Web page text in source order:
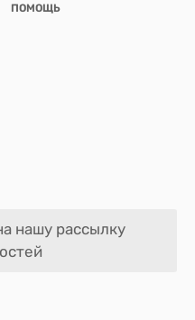
ПОМОЩЬ
нашу рассылку